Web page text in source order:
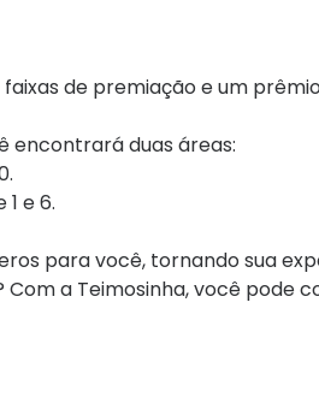
de premiação e um
encontrará duas áreas:
e 6.
para você, tornando sua
Com a Teimosinha, você pode